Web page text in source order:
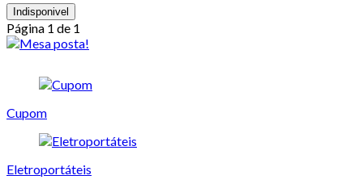
Indisponivel
Página 1 de 1
Cupom
Eletroportáteis